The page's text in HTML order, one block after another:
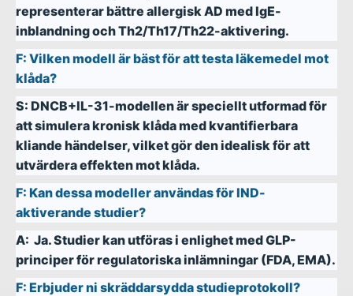
representerar bättre allergisk AD med IgE-
inblandning och Th2/Th17/Th22-aktivering.
F: Vilken modell är bäst för att testa läkemedel mot
klåda?
S: DNCB+IL-31-modellen är speciellt utformad för
att simulera kronisk klåda med kvantifierbara
kliande händelser, vilket gör den idealisk för att
utvärdera effekten mot klåda.
F: Kan dessa modeller användas för IND-
aktiverande studier?
A: Ja. Studier kan utföras i enlighet med GLP-
principer för regulatoriska inlämningar (FDA, EMA).
F: Erbjuder ni skräddarsydda studieprotokoll?